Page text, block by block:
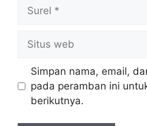
web
Simpan nama, email,
pada peramban ini
berikutnya.